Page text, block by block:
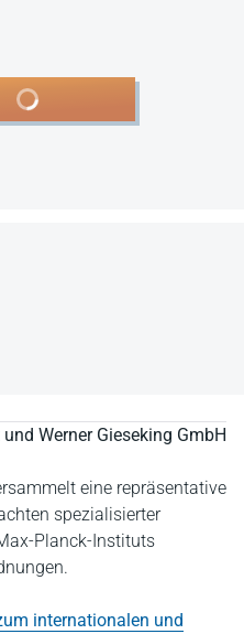
Werner Gieseking GmbH
eine repräsentative
spezialisierter
Planck-Instituts
internationalen und
Warenkorb